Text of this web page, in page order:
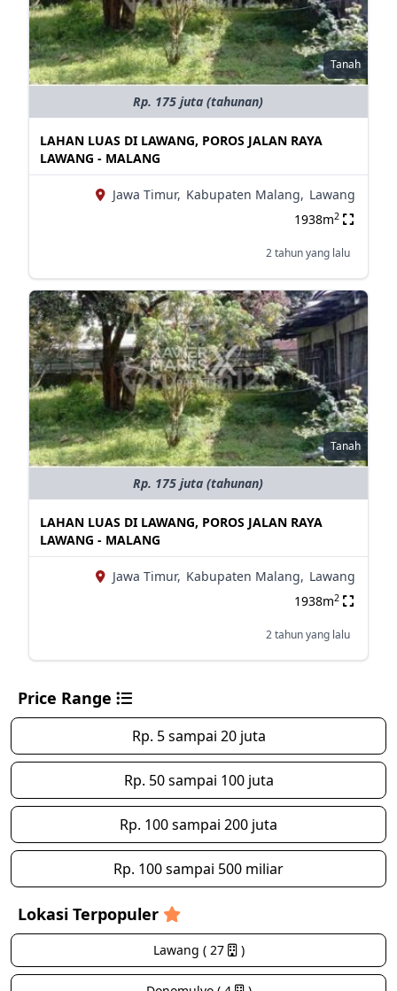
Tanah
Rp. 175 juta (tahunan)
LAHAN LUAS DI LAWANG, POROS JALAN RAYA
LAWANG - MALANG
Jawa Timur, Kabupaten Malang, Lawang
1938m2
2 tahun yang lalu
Tanah
Rp. 175 juta (tahunan)
LAHAN LUAS DI LAWANG, POROS JALAN RAYA
LAWANG - MALANG
Jawa Timur, Kabupaten Malang, Lawang
1938m2
2 tahun yang lalu
Price Range
Rp. 5 sampai 20 juta
Rp. 50 sampai 100 juta
Rp. 100 sampai 200 juta
Rp. 100 sampai 500 miliar
Lokasi Terpopuler
Lawang ( 27 )